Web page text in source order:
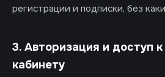
регистрации и подписки, без
3. Авторизация и доступ
кабинету